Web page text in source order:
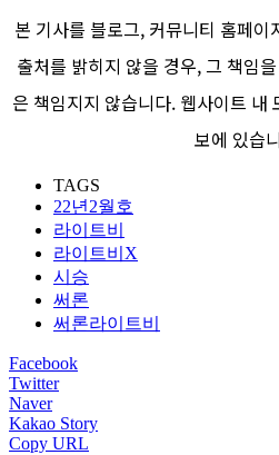
본 기사를 블로그, 커뮤니티 홈페
출처를 밝히지 않을 경우, 그 책임
은 책임지지 않습니다. 웹사이트 내
보에 있습
TAGS
22년2월호
라이트비
라이트비X
시승
써론
써론라이트비
Facebook
Twitter
Naver
Kakao Story
Copy URL